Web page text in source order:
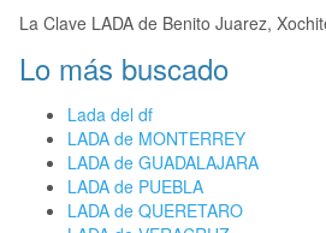
La Clave LADA de Benito Juarez,
Lo más buscado
Lada del df
LADA de MONTERREY
LADA de GUADALAJARA
LADA de PUEBLA
LADA de QUERETARO